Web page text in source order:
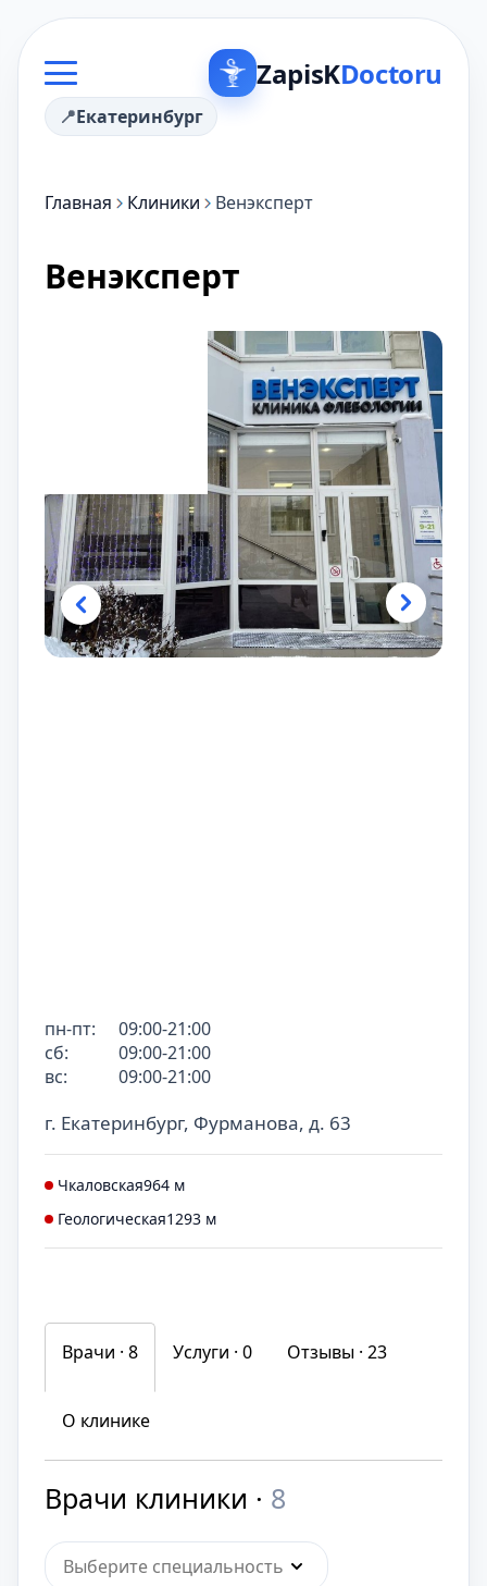
ZapisKDoctoru
Екатеринбург
Главная Клиники Венэксперт
Венэксперт
г. Екатеринбург, Фурманова, д. 63
Чкаловская964 м
Геологическая1293 м
пн-пт:
09:00-21:00
сб:
09:00-21:00
вс:
09:00-21:00
Врачи · 8 Услуги · 0 Отзывы · 23
О клинике
Врачи клиники · 8
Выберите специальность